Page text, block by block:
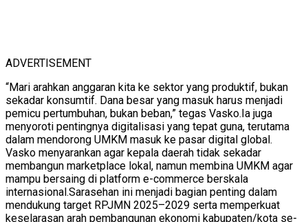
ADVERTISEMENT
“Mari arahkan anggaran kita ke sektor yang produktif, bukan
sekadar konsumtif. Dana besar yang masuk harus menjadi
pemicu pertumbuhan, bukan beban,” tegas Vasko.Ia juga
menyoroti pentingnya digitalisasi yang tepat guna, terutama
dalam mendorong UMKM masuk ke pasar digital global.
Vasko menyarankan agar kepala daerah tidak sekadar
membangun marketplace lokal, namun membina UMKM agar
mampu bersaing di platform e-commerce berskala
internasional.Sarasehan ini menjadi bagian penting dalam
mendukung target RPJMN 2025–2029 serta memperkuat
keselarasan arah pembangunan ekonomi kabupaten/kota se-